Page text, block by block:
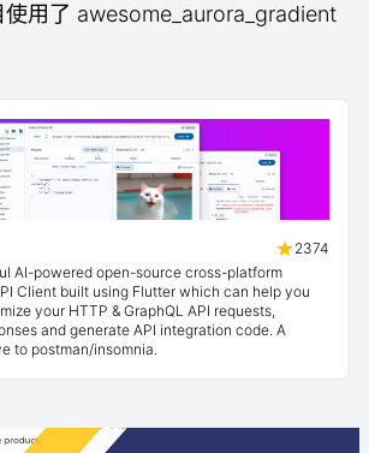
用了 awesome_aurora_gradient
2374
AI-powered open-source cross-platform
Client built using Flutter which can help you
your HTTP & GraphQL API requests,
and generate API integration code. A
to postman/insomnia.